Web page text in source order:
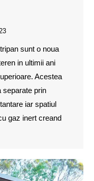
sunt o noua
in ultimii ani
Acestea
separate prin
iar spatiul
gaz inert creand